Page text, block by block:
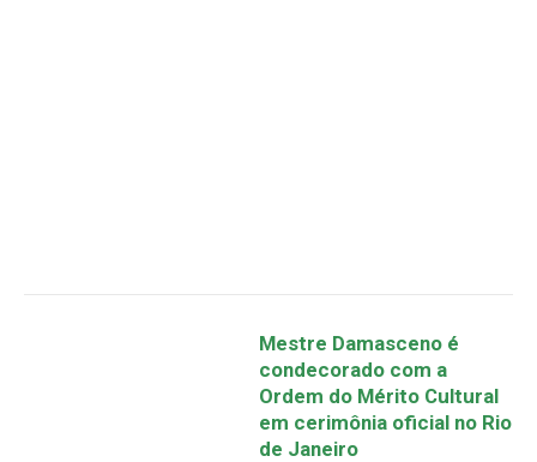
Mestre Damasceno é
condecorado com a
Ordem do Mérito Cultural
em cerimônia oficial no Rio
de Janeiro